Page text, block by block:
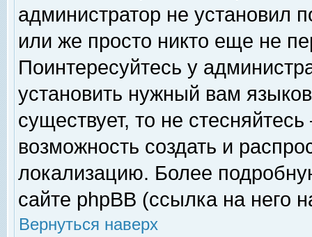
администратор не установил
или же просто никто еще не
Поинтересуйтесь у
установить нужный вам
существует, то не
возможность создать и
локализацию. Более
сайте phpBB (ссылка на него
Вернуться наверх